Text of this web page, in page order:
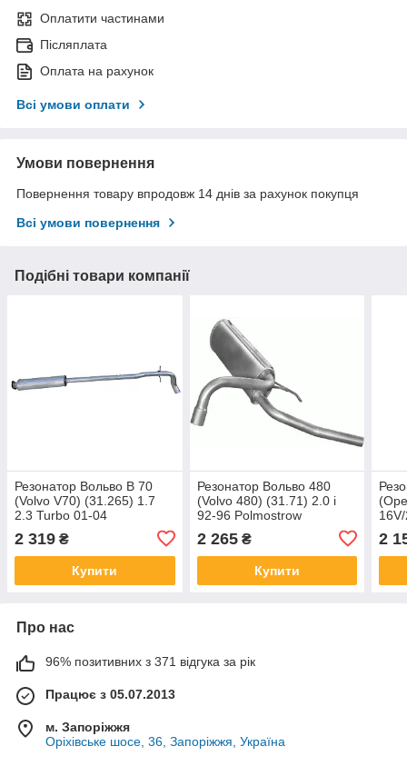
Оплатити частинами
Післяплата
Оплата на рахунок
Всі умови оплати
Умови повернення
Повернення товару впродовж 14 днів за рахунок покупця
Всі умови повернення
Подібні товари компанії
Резонатор Вольво В 70
(Volvo V70) (31.265) 1.7
2.3 Turbo 01-04
алюминизированный
2 319 ₴
Купити
Резонатор Вольво 480
(Volvo 480) (31.71) 2.0 i
92-96 Polmostrow
2 265₴
Купити
2
Про нас
96% позитивних з 371 відгука за рік
Працює з 05.07.2013
м. Запоріжжя
Оріхівське шосе, 36, Запоріжжя, Україна